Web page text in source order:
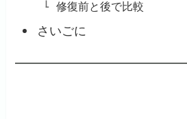
修復前と後で比較
さいごに